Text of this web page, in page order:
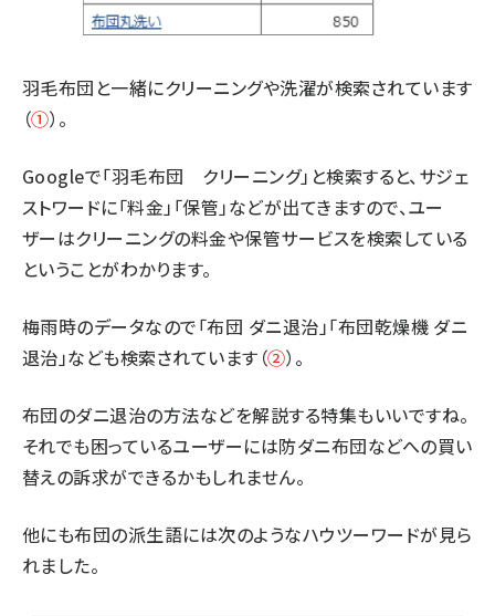
羽毛布団と一緒にクリーニングや洗濯が検索されています
（①）。
Googleで「羽毛布団 クリーニング」と検索すると、サジェ
ストワードに「料金」「保管」などが出てきますので、ユー
ザーはクリーニングの料金や保管サービスを検索している
ということがわかります。
梅雨時のデータなので「布団 ダニ退治」「布団乾燥機 ダニ
退治」なども検索されています（②）。
布団のダニ退治の方法などを解説する特集もいいですね。
それでも困っているユーザーには防ダニ布団などへの買い
替えの訴求ができるかもしれません。
他にも布団の派生語には次のようなハウツーワードが見ら
れました。